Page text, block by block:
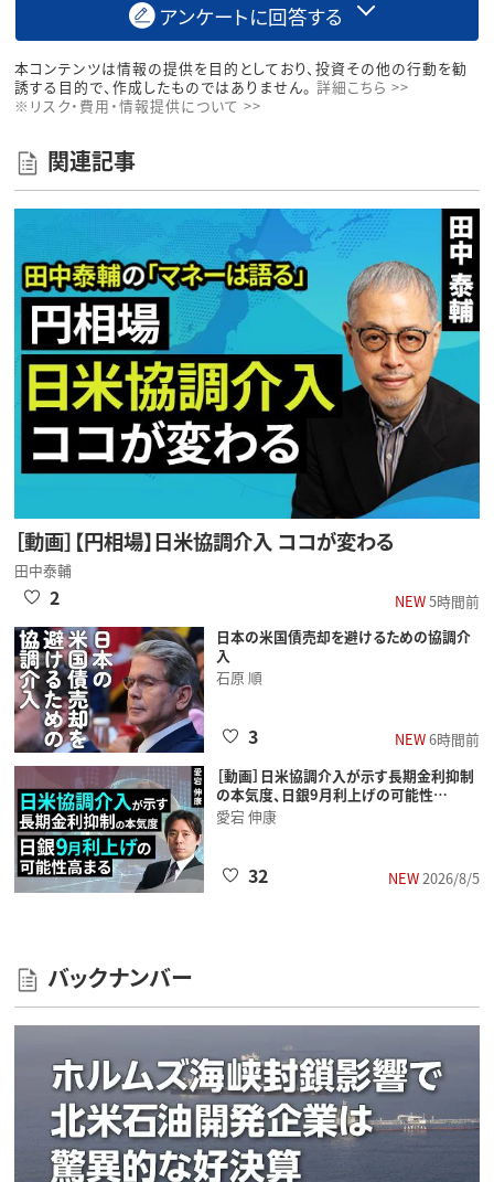
アンケートに回答する
本コンテンツは情報の提供を目的としており、投資その他の行動を勧
誘する目的で、作成したものではありません。 詳細こちら >>
※リスク・費用・情報提供について >>
関連記事
［動画］【円相場】日米協調介入 ココが変わる
田中泰輔
NEW5時間前
2
日本の米国債売却を避けるための協調介
入
石原 順
NEW6時間前
3
［動画］日米協調介入が示す長期金利抑制
の本気度、日銀9月利上げの可能性…
愛宕 伸康
NEW2026/8/5
32
バックナンバー